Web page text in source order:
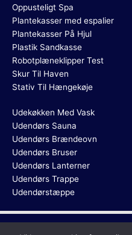
Oppusteligt Spa
Plantekasser med espalier
Plantekasser På Hjul
Plastik Sandkasse
Robotplæneklipper Test
Skur Til Haven
Stativ Til Hængekøje
Udekøkken Med Vask
Udendørs Sauna
Udendørs Brændeovn
Udendørs Bruser
Udendørs Lanterner
Udendørs Trappe
Udendørstæppe
Copyright ©